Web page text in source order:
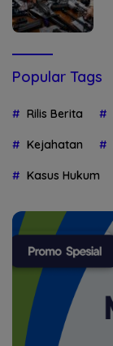
Popular Tags
Rilis Berita
Kejahatan
Kasus Hukum